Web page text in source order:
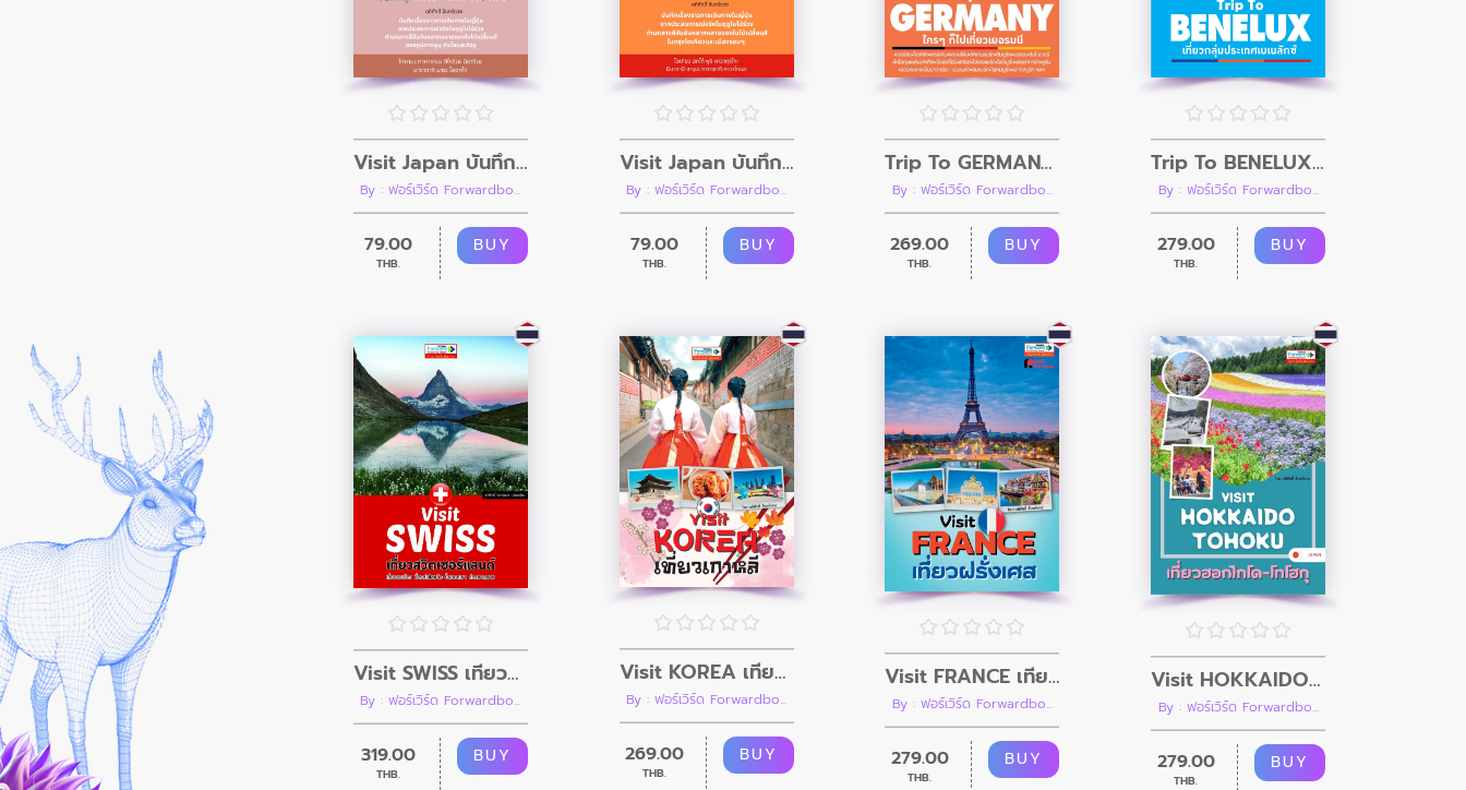
Visit Japan บันทึกเที่ยวญี่ปุ่น เล่ม 4 จากชูบุสู่คันไซเลยไปคิวชู ฤดูใบไม้ร่วง Autumn CHUBU-KANSAI & KYUSHU
By : ฟอร์เวิร์ด Forwardbo...
79.00
THB.
BUY
Visit Japan บันทึกเที่ยวญี่ปุ่น เล่ม 3 คันโตตามล่าใบไม้แดง Autumn KANTO
By : ฟอร์เวิร์ด Forwardbo...
79.00
THB.
BUY
Trip To GERMANY ใครๆก็ไปเที่ยวเยอรมนี
By : ฟอร์เวิร์ด Forwardbo...
269.00
THB.
BUY
Trip To BENELUX เที่ยวกลุ่มประเทศเบเนลักซ์ เนเธอร์แลนด์ เบลเยียม ลักเซมเบิร์ก
By : ฟอร์เวิร์ด Forwardbo...
279.00
THB.
BUY
Visit SWISS เที่ยวสวิตเซอร์แลนด์ เที่ยวชมเมือง นั่งรถไฟชมวิว ขึ้นยอดเขา ล่องทะเลสาบ
By : ฟอร์เวิร์ด Forwardbo...
319.00
THB.
BUY
Visit KOREA เที่ยวเกาหลี คู่มือนำเที่ยวกรุงโซล พูซานและเมืองน้อยใหญ่ทั่วเกาหลีใต้
By : ฟอร์เวิร์ด Forwardbo...
269.00
THB.
BUY
Visit FRANCE เที่ยวฝรั่งเศส
By : ฟอร์เวิร์ด Forwardbo...
279.00
THB.
BUY
Visit HOKKAIDO TOHOKU เที่ยวฮอกไกโดและภูมิภาคโทโฮกุ (คู่มือนำเที่ยวประเทศญี่ปุ่น)
By : ฟอร์เวิร์ด Forwardbo...
279.00
THB.
BUY